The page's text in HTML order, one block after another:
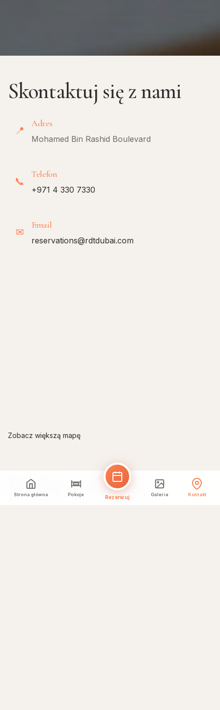
Skontaktuj się z nami
📍
Adres
Mohamed Bin Rashid Boulevard
📞
Telefon
+971 4 330 7330
✉
Email
reservations@rdtdubai.com
Zobacz większą mapę
Wyślij wiadomość
Strona główna Pokoje Rezerwuj Galeria Kontakt